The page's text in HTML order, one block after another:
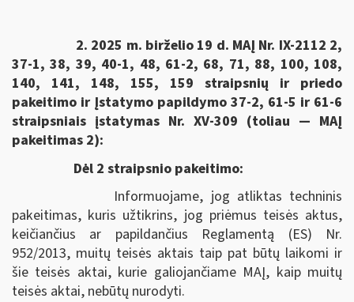
2. 2025 m. birželio 19 d. MAĮ Nr. IX-2112 2,
37-1, 38, 39, 40-1, 48, 61-2, 68, 71, 88, 100, 108,
140, 141, 148, 155, 159 straipsnių ir priedo
pakeitimo ir Įstatymo papildymo 37-2, 61-5 ir 61-6
straipsniais įstatymas Nr. XV-309 (toliau — MAĮ
pakeitimas 2):
Dėl 2 straipsnio pakeitimo:
Informuojame, jog atliktas techninis
pakeitimas, kuris užtikrins, jog priėmus teisės aktus,
keičiančius ar papildančius Reglamentą (ES) Nr.
952/2013, muitų teisės aktais taip pat būtų laikomi ir
šie teisės aktai, kurie galiojančiame MAĮ, kaip muitų
teisės aktai, nebūtų nurodyti.